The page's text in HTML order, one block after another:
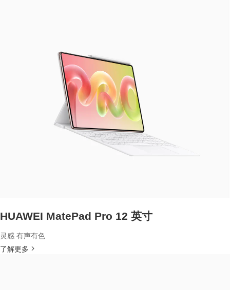
HUAWEI MatePad Pro 12 英寸
灵感 有声有色
了解更多